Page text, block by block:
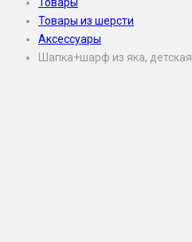
Товары из шерсти
Аксессуары
Шапка+шарф из яка, детская.